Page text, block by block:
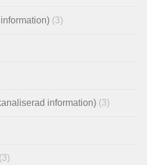
(3)
information) (3)
(3)